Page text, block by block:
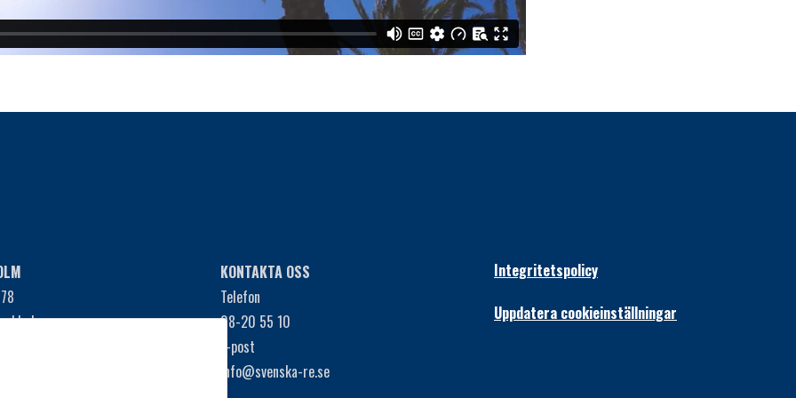
KONTAKTA OSS
Telefon
08-20 55 10
E-post
info@svenska-re.se
Integritetspolicy
Uppdatera cookieinställningar